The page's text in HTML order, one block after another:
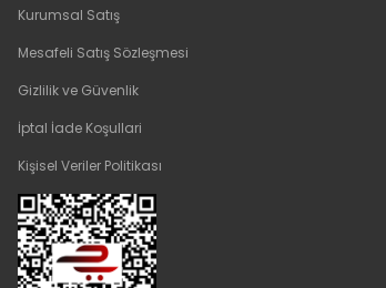
Kurumsal Satış
Mesafeli Satış Sözleşmesi
Gizlilik ve Güvenlik
İptal İade Koşullari
Kişisel Veriler Politikası